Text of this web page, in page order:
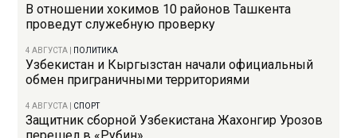
В отношении хокимов 10 районов Ташкента
проведут служебную проверку
4 АВГУСТА ПОЛИТИКА
Узбекистан и Кыргызстан начали официальный
обмен приграничными территориями
4 АВГУСТА СПОРТ
Защитник сборной Узбекистана Жахонгир Урозов
перешел в «Рубин»